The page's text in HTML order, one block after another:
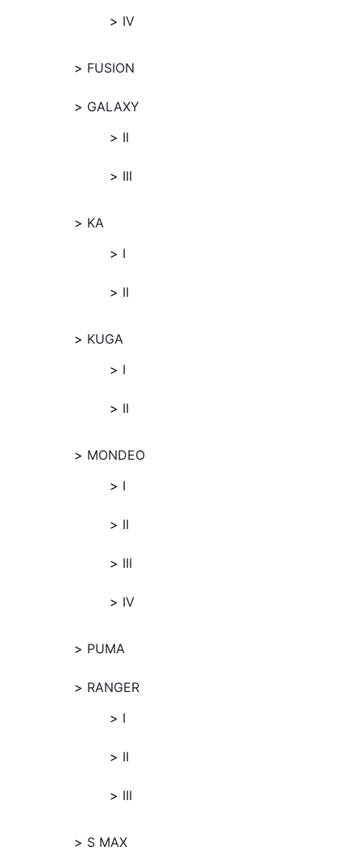
IV
FUSION
GALAXY
II
III
KA
I
II
KUGA
I
II
MONDEO
I
II
III
IV
PUMA
RANGER
I
II
III
S MAX